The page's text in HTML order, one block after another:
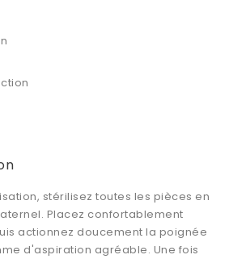
stérilisez toutes les pièces en
Placez confortablement
actionnez doucement la poignée
d'aspiration agréable. Une fois